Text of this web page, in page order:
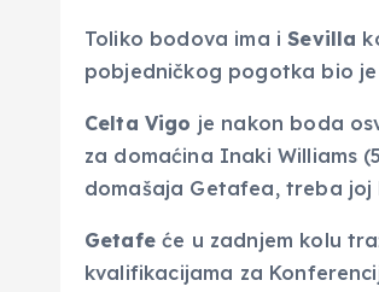
Toliko bodova ima iSevilla
pobjedničkog pogotka bio je
Celta Vigo je nakon boda
za domaćina Inaki Williams
domašaja Getafea, treba joj
Getafeće u zadnjem kolu
kvalifikacijama za